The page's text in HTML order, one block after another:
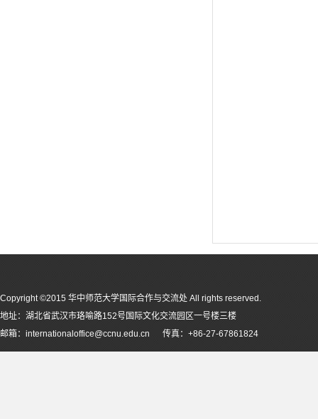
Copyright ©2015 华中师范大学国际合作与交流处 All rights reserved.
地址：湖北省武汉市珞喻路152号国际文化交流园区一号楼三楼
邮箱：internationaloffice@ccnu.edu.cn 传真：+86-27-67861824